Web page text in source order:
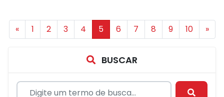
« 1 2 3 4 5 6 7 8 9 10 »
BUSCAR